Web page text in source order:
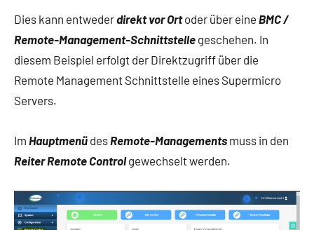
Dies kann entwederdirekt vor Ortoder über eine BMC /
Remote-Management-Schnittstelle geschehen. In
diesem Beispiel erfolgt der Direktzugriff über die
Remote Management Schnittstelle eines Supermicro
Servers.
Im Hauptmenü des Remote-Managements muss in den
Reiter Remote Controlgewechselt werden.